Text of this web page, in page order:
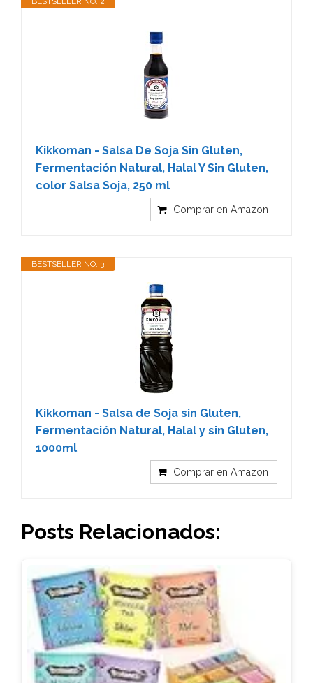
Kikkoman - Salsa De Soja Sin Gluten,
Fermentación Natural, Halal Y Sin Gluten,
color Salsa Soja, 250 ml
Comprar en Amazon
BESTSELLER NO. 3
Kikkoman - Salsa de Soja sin Gluten,
Fermentación Natural, Halal y sin Gluten,
1000ml
Comprar en Amazon
Posts Relacionados: